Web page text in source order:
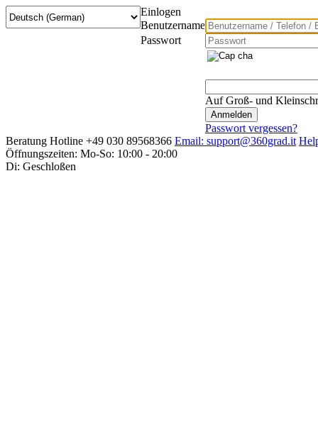
Einlogen
Benutzername
Passwort
Auf Groß- und
Passwort vergessen?
Beratung Hotline +49 030 89568366 Email: support@360grad.it
Öffnungszeiten: Mo-So: 10:00 - 20:00
Di: Geschloßen